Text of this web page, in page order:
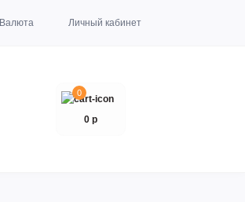
Валюта Личный кабинет
0
0 р